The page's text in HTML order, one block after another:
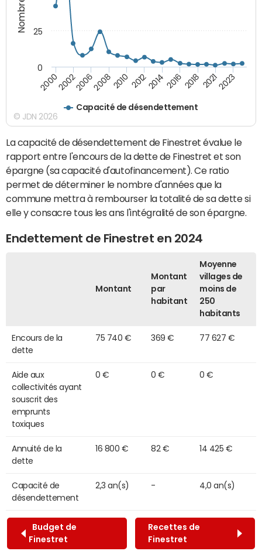
Capacité de désendettement
20002002200620082010 2012201420162018 20212023
0
25
© JDN 2026
La capacité de désendettement de Finestret évalue le
rapport entre l'encours de la dette de Finestret et son
épargne (sa capacité d'autofinancement). Ce ratio
permet de déterminer le nombre d'années que la
commune mettra à rembourser la totalité de sa dette si
elle y consacre tous les ans l'intégralité de son épargne.
Endettement de Finestret en 2024
Montant
Montant
par
habitant
Moyenne
villages de
moins de
250
habitants
Encours de la
dette
75 740 € 369 € 77 627 €
Aide aux
collectivités ayant
souscrit des
emprunts
toxiques
0 € 0 € 0 €
Annuité de la
dette
16 800 € 82 € 14 425 €
Capacité de
désendettement
2,3 an(s) - 4,0 an(s)
Budget de
Finestret
Recettes de
Finestret